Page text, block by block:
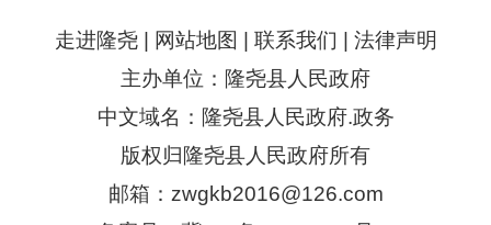
走进隆尧| 网站地图 联系我们
法律声明
主办单位：隆尧县人民政府
中文域名：隆尧县人民政府.政务
版权归隆尧县人民政府所有
邮箱：zwgkb2016@126.com